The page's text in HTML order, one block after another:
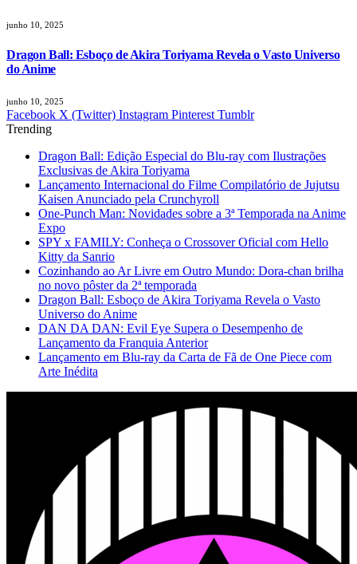
junho 10, 2025
Dragon Ball: Esboço de Akira Toriyama Revela o Vasto Universo
do Anime
junho 10, 2025
Facebook X (Twitter) Instagram Pinterest Tumblr
Trending
Dragon Ball: Edição Especial do Blu-ray com Ilustrações
Exclusivas de Akira Toriyama
Lançamento Internacional do Filme Compilatório de Jujutsu
Kaisen Anunciado pela Crunchyroll
One-Punch Man: Novidades sobre a 3ª Temporada na Anime
Expo
SPY x FAMILY: Conheça o Crossover Oficial com Hello
Kitty da Sanrio
Cozinhando ao Ar Livre em Outro Mundo: Dora-chan brilha
no novo pôster da 2ª temporada
Dragon Ball: Esboço de Akira Toriyama Revela o Vasto
Universo do Anime
DAN DA DAN: Evil Eye Supera o Desempenho de
Lançamento da Franquia Anterior
Lançamento em Blu-ray da Carta de Fã de One Piece com
Arte Inédita